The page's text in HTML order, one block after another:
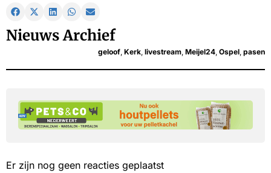
Nieuws Archief
geloof, Kerk, livestream, Meijel24, Ospel, pasen
Er zijn nog geen reacties geplaatst